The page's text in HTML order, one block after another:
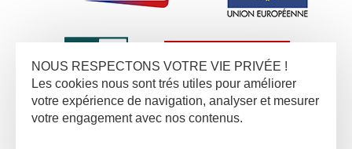
NOUS RESPECTONS VOTRE VIE PRIVÉE !
Les cookies nous sont trés utiles pour améliorer
votre expérience de navigation, analyser et mesurer
votre engagement avec nos contenus.